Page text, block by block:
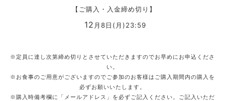
【ご購入・入金締め切り】
12 月8日(月)23:59
※定員に達し次第締め切りとさせていただきますのでお早めにお申込くださ
い。
※お食事のご用意がございますのでご参加のお客様はご購入期間内の購入を
必ずお願いいたします。
※購入時備考欄に「メールアドレス」を必ずご記入ください。ご記入いただ